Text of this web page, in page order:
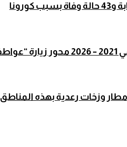
ملول
وزخات رعدية بهذه المناطق